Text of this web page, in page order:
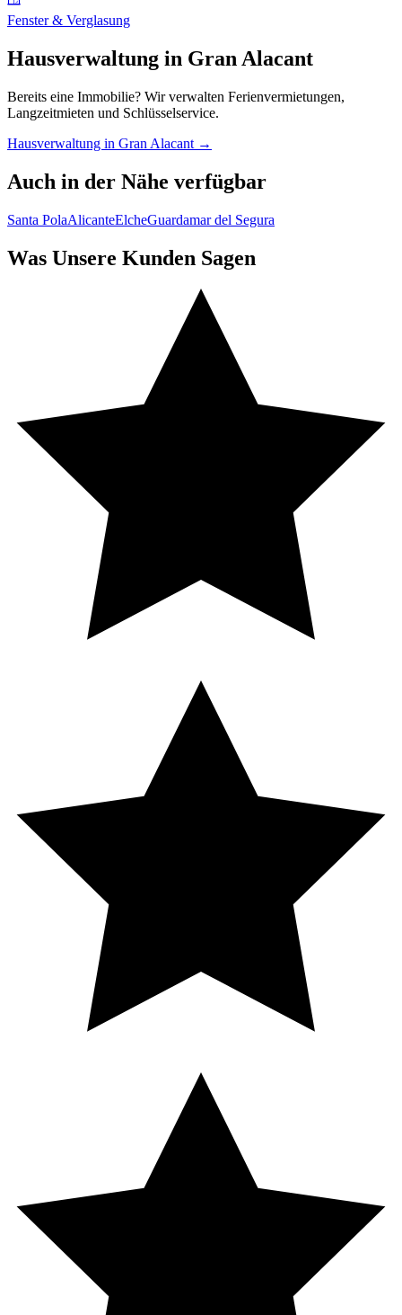
Fenster & Verglasung
Hausverwaltung in Gran Alacant
Bereits eine Immobilie? Wir verwalten Ferienvermietungen,
Langzeitmieten und Schlüsselservice.
Hausverwaltung in Gran Alacant →
Auch in der Nähe verfügbar
Santa PolaAlicanteElcheGuardamar del Segura
Was Unsere Kunden Sagen